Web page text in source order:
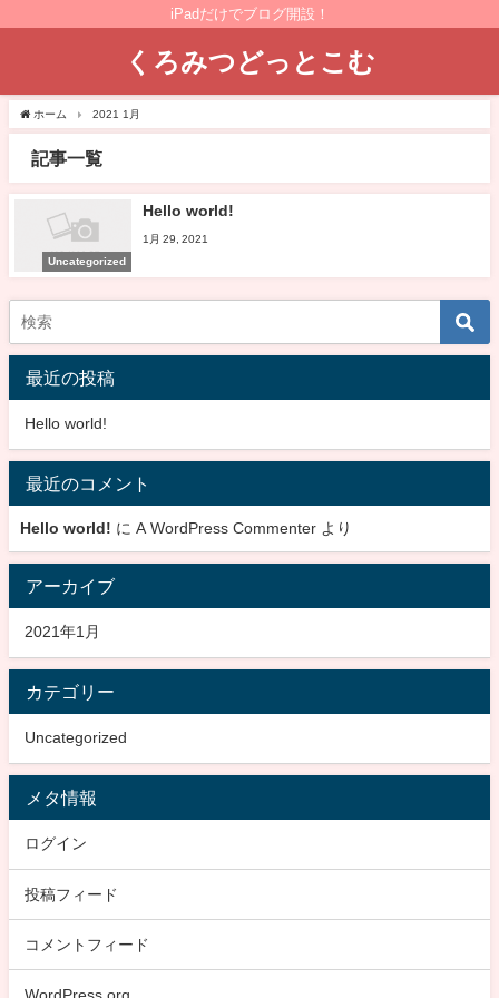
iPadだけでブログ開設！
くろみつどっとこむ
ホーム 2021 1月
記事一覧
Uncategorized
Hello world!
1月 29, 2021
最近の投稿
Hello world!
最近のコメント
Hello world! に A WordPress Commenter より
アーカイブ
2021年1月
カテゴリー
Uncategorized
メタ情報
ログイン
投稿フィード
コメントフィード
WordPress.org